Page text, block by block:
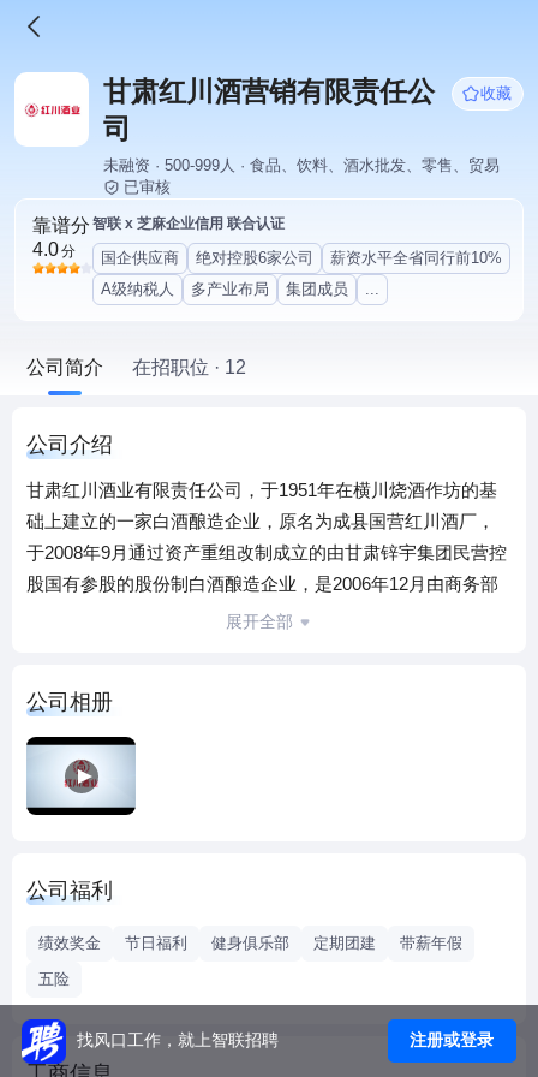
甘肃红川酒营销有限责任公
司
收藏
未融资 · 500-999人 · 食品、饮料、酒水批发、零售、贸易
已审核
靠谱分
4.0分
智联 x 芝麻企业信用 联合认证
国企供应商 绝对控股6家公司
薪资水平全省同行前10%
A级纳税人
多产业布局 集团成员 ...
公司简介 在招职位 · 12
公司介绍
甘肃红川酒业有限责任公司，于1951年在横川烧酒作坊的基
础上建立的一家白酒酿造企业，原名为成县国营红川酒厂，
于2008年9月通过资产重组改制成立的由甘肃锌宇集团民营控
股国有参股的股份制白酒酿造企业，是2006年12月由商务部
认定的全国35家，甘肃省酿酒企业中首批唯 一 一 家“中华老
甘肃红川酒营销有限责任公司注册成立于2017年，是甘肃红
川酒业有限责任公司的全资子公司，2018年，公司入驻国际
化5A级写字楼——兰州中心38楼，办公面积2000多平米，员
工300余人，销售区域以甘肃为中心，辐射西北，面向全国。
展开全部
公司相册
公司福利
绩效奖金 节日福利 健身俱乐部 定期团建
带薪年假
五险
找风口工作，就上智联招聘 注册或登录